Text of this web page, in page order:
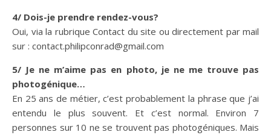
4/ Dois-je prendre rendez-vous?
Oui, via la rubrique Contact du site ou directement par mail
sur : contact.philipconrad@gmail.com
5/ Je ne m’aime pas en photo, je ne me trouve pas
photogénique…
En 25 ans de métier, c’est probablement la phrase que j’ai
entendu le plus souvent. Et c’est normal. Environ 7
personnes sur 10 ne se trouvent pas photogéniques. Mais